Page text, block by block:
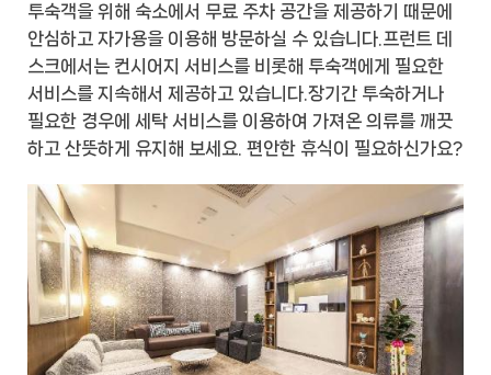
투숙객을 위해 숙소에서 무료 주차 공간을 제공하기 때문에
안심하고 자가용을 이용해 방문하실 수 있습니다.프런트 데
스크에서는 컨시어지 서비스를 비롯해 투숙객에게 필요한
서비스를 지속해서 제공하고 있습니다.장기간 투숙하거나
필요한 경우에 세탁 서비스를 이용하여 가져온 의류를 깨끗
하고 산뜻하게 유지해 보세요. 편안한 휴식이 필요하신가요?